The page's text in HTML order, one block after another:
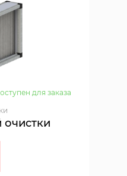
для заказа
очистки